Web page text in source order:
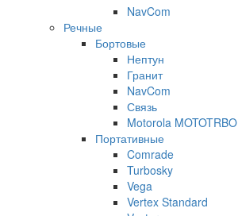
NavCom
Речные
Бортовые
Нептун
Гранит
NavCom
Связь
Motorola MOTOTRBO
Портативные
Comrade
Turbosky
Vega
Vertex Standard